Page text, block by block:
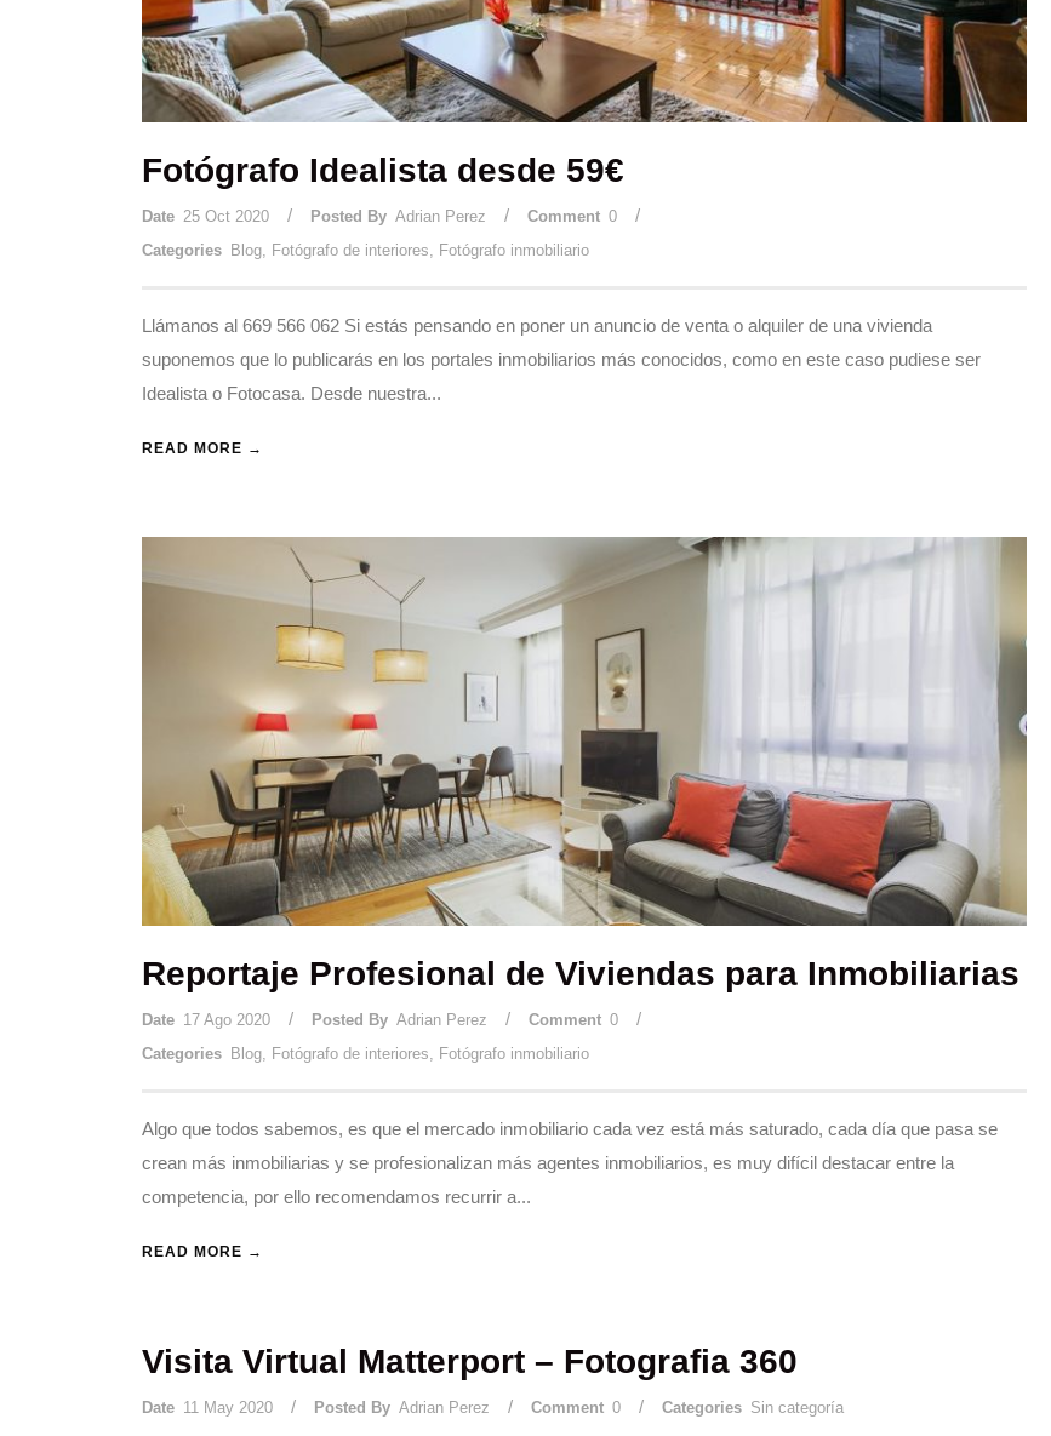
Fotógrafo Idealista desde 59€
Date 25 Oct 2020 / Posted By Adrian Perez / Comment 0 /
Categories Blog Fotógrafo de interiores Fotógrafo inmobiliario
Llámanos al 669 566 062 Si estás pensando en poner un anuncio de venta o alquiler de una vivienda
suponemos que lo publicarás en los portales inmobiliarios más conocidos, como en este caso pudiese ser
Idealista o Fotocasa. Desde nuestra...
READ MORE →
Reportaje Profesional de Viviendas para Inmobiliarias
Date 17 Ago 2020 / Posted By Adrian Perez / Comment 0 /
Categories Blog Fotógrafo de interiores Fotógrafo inmobiliario
Algo que todos sabemos, es que el mercado inmobiliario cada vez está más saturado, cada día que pasa se
crean más inmobiliarias y se profesionalizan más agentes inmobiliarios, es muy difícil destacar entre la
competencia, por ello recomendamos recurrir a...
READ MORE →
Visita Virtual Matterport – Fotografia 360
Date 11 May 2020 / Posted By Adrian Perez / Comment 0 / Categories Sin categoría